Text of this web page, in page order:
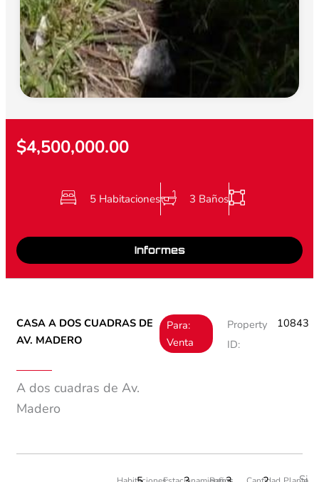
$4,500,000.00
5 Habitaciones 3 Baños
Informes
CASA A DOS CUADRAS DE
AV. MADERO
A dos cuadras de Av.
Madero
Para:
Venta
Property
ID:
10843